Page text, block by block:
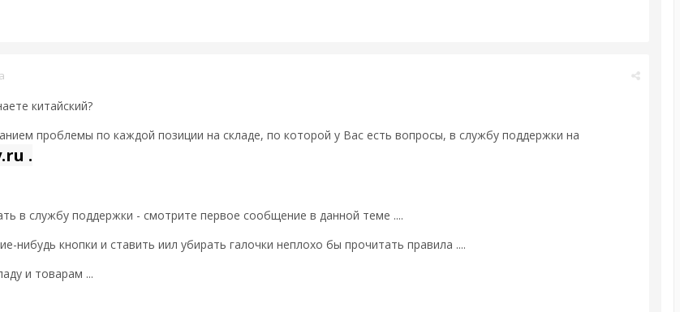
китайский?
проблемы по каждой позиции на складе, по которой у Вас есть вопросы, в службу поддержки на
.
в службу поддержки - смотрите первое сообщение в данной теме ....
нибудь кнопки и ставить иил убирать галочки неплохо бы прочитать правила ....
и товарам ...